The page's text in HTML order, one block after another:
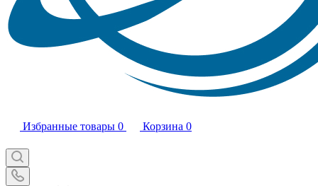
Избранные товары 0 Корзина 0